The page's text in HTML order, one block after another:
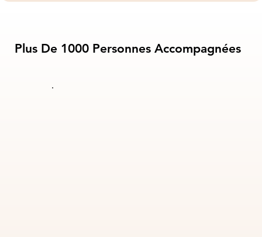
Plus De 1000 Personnes Accompagnées
Plus De 1000 Personnes Accompagnées